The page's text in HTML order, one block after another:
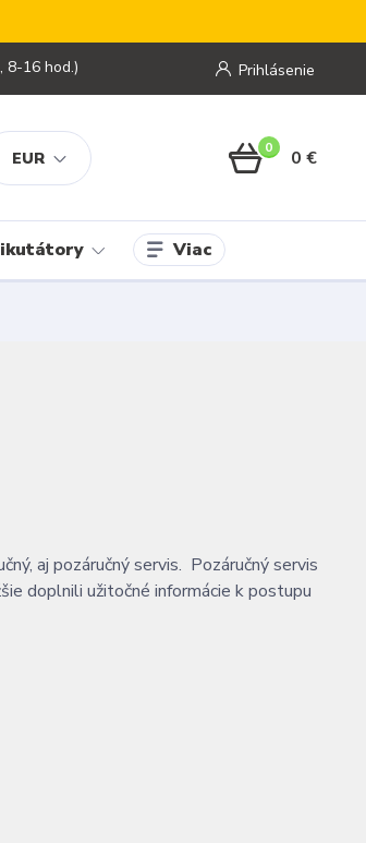
EUR
Prihlásenie
8-16 hod.)
0 0 €
Viac
aj pozáručný servis. Pozáručný servis
doplnili užitočné informácie k postupu